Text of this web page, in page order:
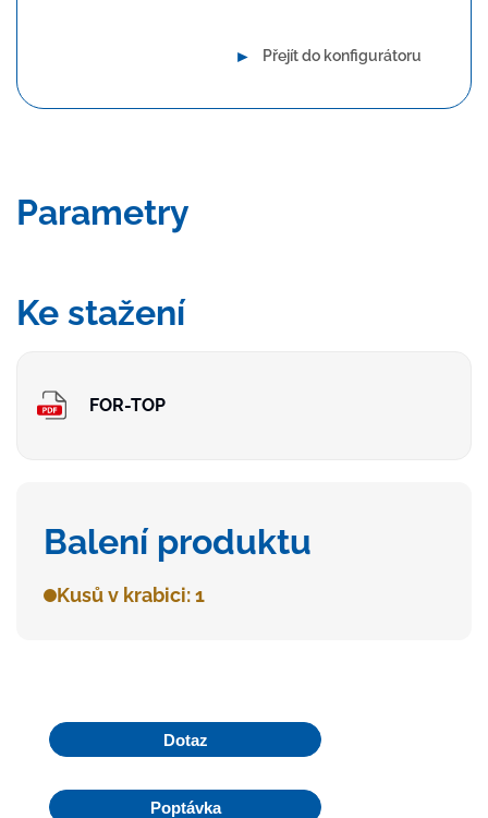
► Přejít do konfigurátoru
Parametry
Ke stažení
FOR-TOP
Balení produktu
Kusů v krabici: 1
Dotaz
Poptávka